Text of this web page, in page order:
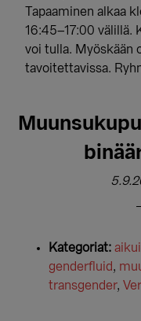
Tapaaminen alkaa
16:45–17:00 välillä.
voi tulla. Myöskään
tavoitettavissa.
Kategoriat:
genderfluid,
transgender,